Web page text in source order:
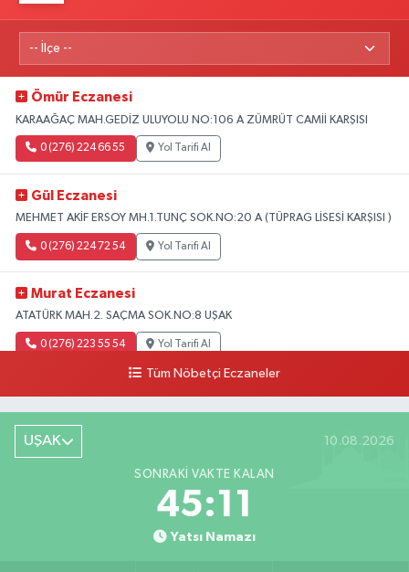
Ömür Eczanesi
KARAAĞAÇ MAH.GEDİZ ULUYOLU NO:106 A ZÜMRÜT CAMİİ KARŞISI
0 (276) 224 66 55 Yol Tarifi Al
Gül Eczanesi
MEHMET AKİF ERSOY MH.1.TUNÇ SOK.NO:20 A (TÜPRAG LİSESİ KARŞISI )
0 (276) 224 72 54 Yol Tarifi Al
Murat Eczanesi
ATATÜRK MAH.2. SAÇMA SOK.NO:8 UŞAK
0 (276) 223 55 54 Yol Tarifi Al
Tüm Nöbetçi Eczaneler
UŞAK 10.08.2026
SONRAKI VAKTE KALAN
45:10
Yatsı Namazı